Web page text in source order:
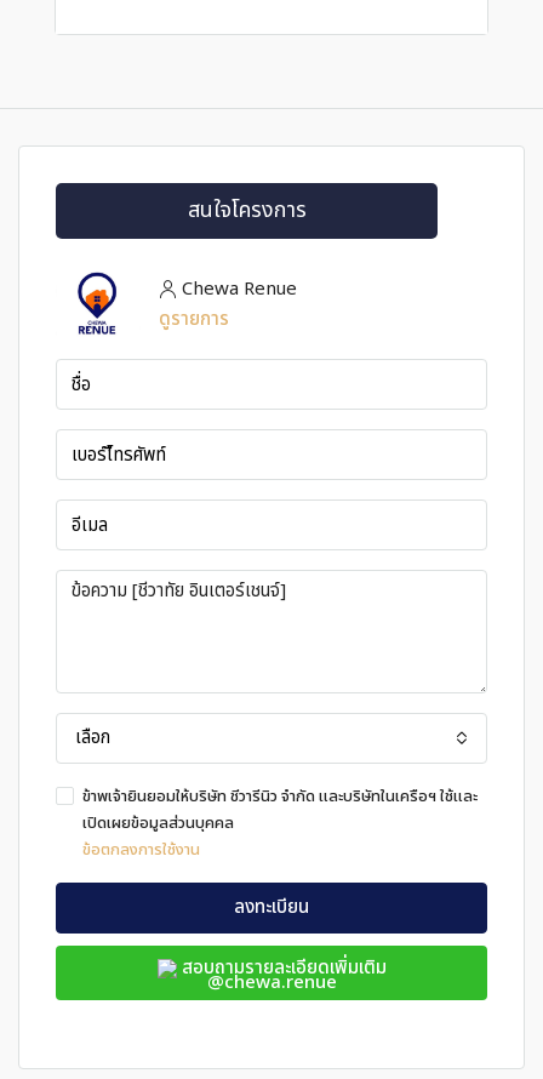
สนใจโครงการ
Chewa Renue
ดูรายการ
เลือก
ข้าพเจ้ายินยอมให้บริษัท ชีวารีนิว จำกัด และบริษัทในเครือฯ ใช้และ
เปิดเผยข้อมูลส่วนบุคคล
ข้อตกลงการใช้งาน
ลงทะเบียน
สอบถามรายละเอียดเพิ่มเติม
@chewa.renue